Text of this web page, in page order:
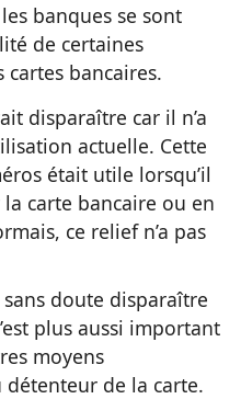
banques se sont
de certaines
cartes bancaires.
disparaître car il n’a
actuelle. Cette
était utile lorsqu’il
carte bancaire ou en
ce relief n’a pas
sans doute disparaître
plus aussi important
moyens
détenteur de la carte.